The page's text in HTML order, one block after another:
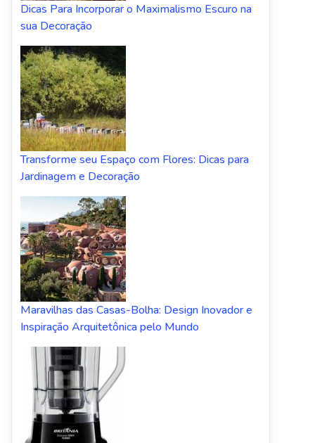
Dicas Para Incorporar o Maximalismo Escuro na
sua Decoração
Transforme seu Espaço com Flores: Dicas para
Jardinagem e Decoração
Maravilhas das Casas-Bolha: Design Inovador e
Inspiração Arquitetônica pelo Mundo